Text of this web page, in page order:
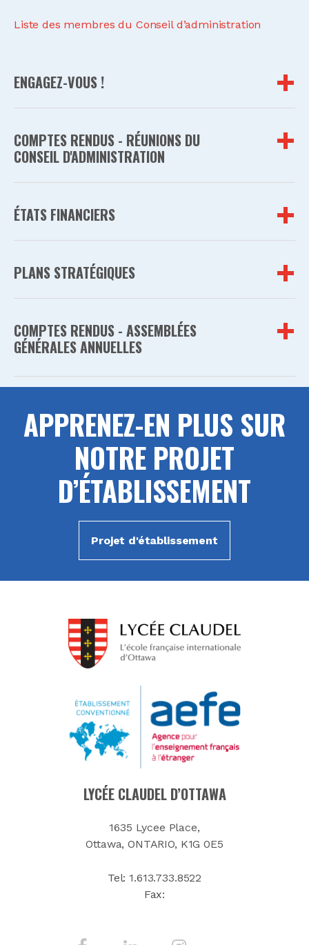
Liste des membres du Conseil d’administration
ENGAGEZ-VOUS !
COMPTES RENDUS - RÉUNIONS DU
CONSEIL D'ADMINISTRATION
ÉTATS FINANCIERS
PLANS STRATÉGIQUES
COMPTES RENDUS - ASSEMBLÉES
GÉNÉRALES ANNUELLES
APPRENEZ-EN PLUS SUR
NOTRE PROJET
D’ÉTABLISSEMENT
Projet d'établissement
LYCÉE CLAUDEL D’OTTAWA
1635 Lycee Place,
Ottawa, ONTARIO, K1G 0E5
Tel: 1.613.733.8522
Fax: